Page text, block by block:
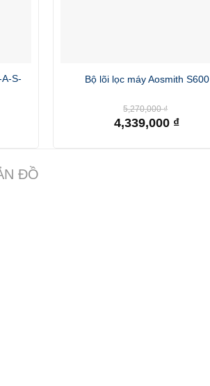
S-
Bộ lõi lọc máy Aosmith S600
5,270,000₫
gốc
là:
4,339,000 ₫
ĐỒ